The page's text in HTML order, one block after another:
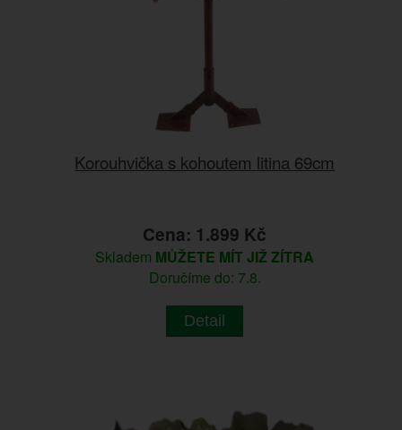
Korouhvička s kohoutem litina 69cm
Cena: 1.899 Kč
Skladem MŮŽETE MÍT JIŽ ZÍTRA
Doručíme do: 7.8.
Detail